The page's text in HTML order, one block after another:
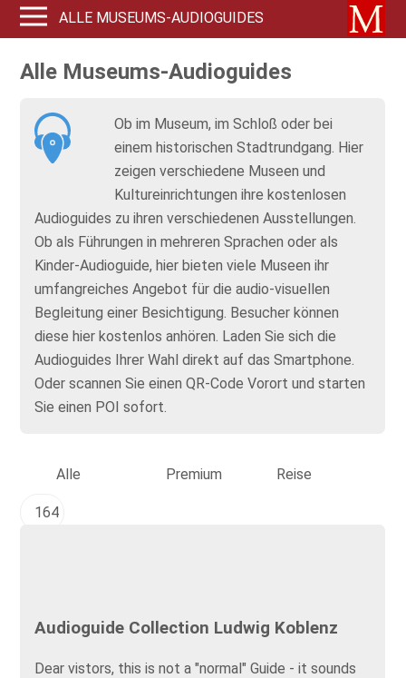
ALLE MUSEUMS-AUDIOGUIDES
Alle Museums-Audioguides
Ob im Museum, im Schloß oder bei
einem historischen Stadtrundgang. Hier
zeigen verschiedene Museen und
Kultureinrichtungen ihre kostenlosen
Audioguides zu ihren verschiedenen Ausstellungen.
Ob als Führungen in mehreren Sprachen oder als
Kinder-Audioguide, hier bieten viele Museen ihr
umfangreiches Angebot für die audio-visuellen
Begleitung einer Besichtigung. Besucher können
diese hier kostenlos anhören. Laden Sie sich die
Audioguides Ihrer Wahl direkt auf das Smartphone.
Oder scannen Sie einen QR-Code Vorort und starten
Sie einen POI sofort.
Alle Premium Reise
164
Audioguide Collection Ludwig Koblenz
Dear vistors, this is not a "normal" Guide - it sounds